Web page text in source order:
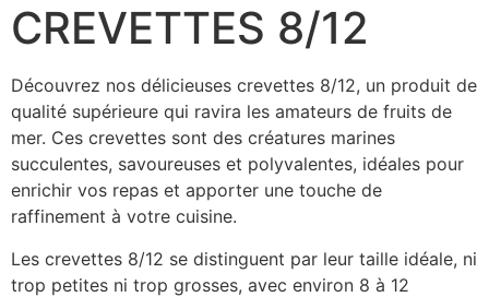
CREVETTES 8/12
Découvrez nos délicieuses crevettes 8/12, un produit de
qualité supérieure qui ravira les amateurs de fruits de
mer. Ces crevettes sont des créatures marines
succulentes, savoureuses et polyvalentes, idéales pour
enrichir vos repas et apporter une touche de
raffinement à votre cuisine.
Les crevettes 8/12 se distinguent par leur taille idéale, ni
trop petites ni trop grosses, avec environ 8 à 12